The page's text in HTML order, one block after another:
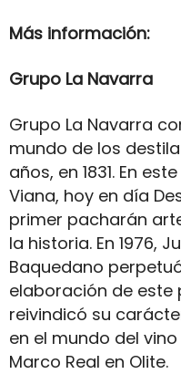
Más información:
Grupo La Navarra
Grupo La Navarra
mundo de los
años, en 1831. En
Viana, hoy en día
primer pacharán
la historia. En 1976,
Baquedano
elaboración de este
reivindicó su
en el mundo del
Marco Real en Olite.